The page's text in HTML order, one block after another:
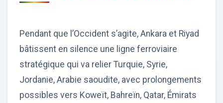
Pendant que l’Occident s’agite, Ankara et Riyad
bâtissent en silence une ligne ferroviaire
stratégique qui va relier Turquie, Syrie,
Jordanie, Arabie saoudite, avec prolongements
possibles vers Koweït, Bahreïn, Qatar, Émirats